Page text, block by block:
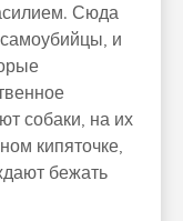
Сюда
и
собаки, на их
кипяточке,
бежать